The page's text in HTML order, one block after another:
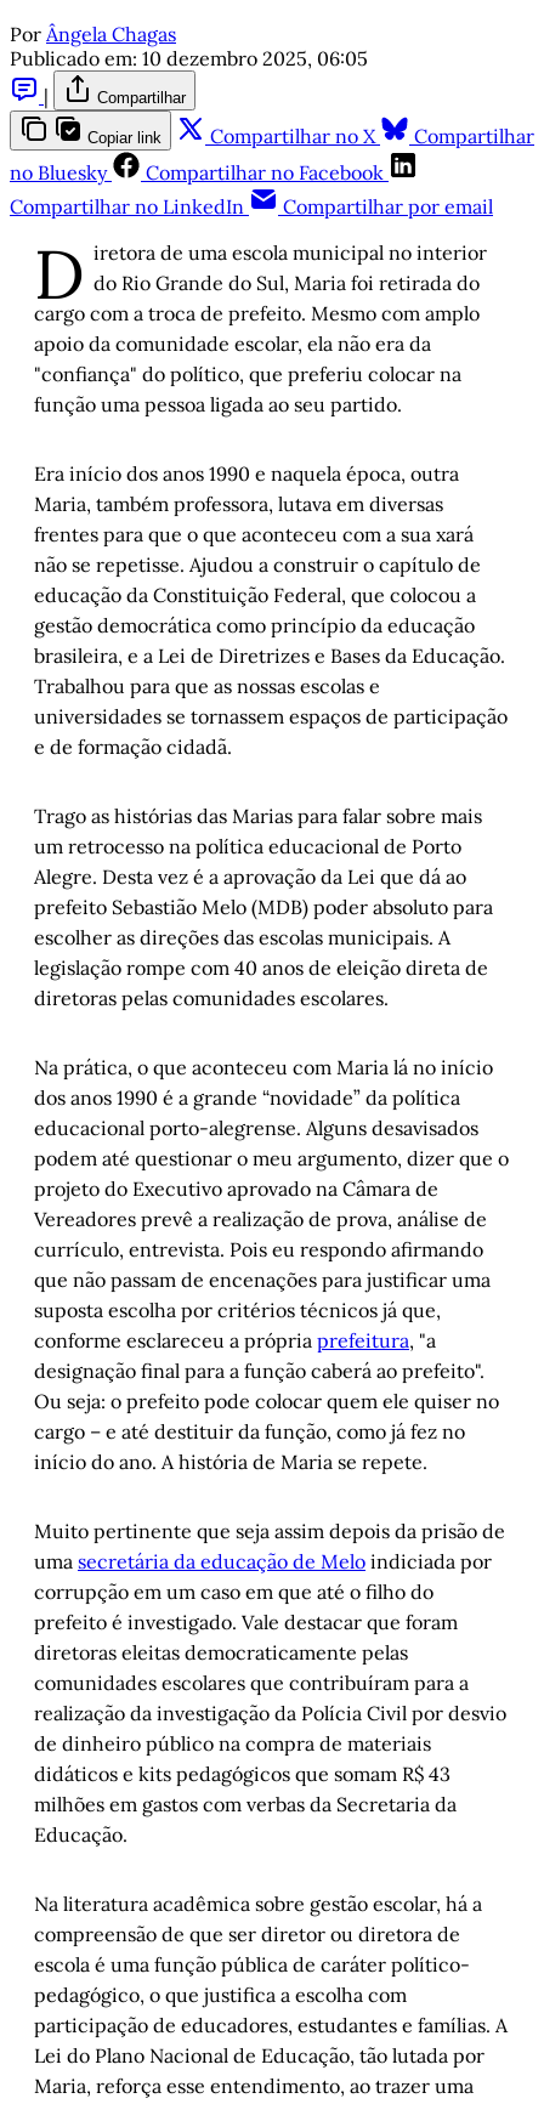
Por Ângela Chagas
Publicado em: 10 dezembro 2025, 06:05
|
Compartilhar
Copiar link Compartilhar no X
Compartilhar
no Bluesky
Compartilhar no Facebook
Compartilhar no LinkedIn
Compartilhar por email
D iretora de uma escola municipal no interior
do Rio Grande do Sul, Maria foi retirada do
cargo com a troca de prefeito. Mesmo com amplo
apoio da comunidade escolar, ela não era da
"confiança" do político, que preferiu colocar na
função uma pessoa ligada ao seu partido.
Era início dos anos 1990 e naquela época, outra
Maria, também professora, lutava em diversas
frentes para que o que aconteceu com a sua xará
não se repetisse. Ajudou a construir o capítulo de
educação da Constituição Federal, que colocou a
gestão democrática como princípio da educação
brasileira, e a Lei de Diretrizes e Bases da Educação.
Trabalhou para que as nossas escolas e
universidades se tornassem espaços de participação
e de formação cidadã.
Trago as histórias das Marias para falar sobre mais
um retrocesso na política educacional de Porto
Alegre. Desta vez é a aprovação da Lei que dá ao
prefeito Sebastião Melo (MDB) poder absoluto para
escolher as direções das escolas municipais. A
legislação rompe com 40 anos de eleição direta de
diretoras pelas comunidades escolares.
Na prática, o que aconteceu com Maria lá no início
dos anos 1990 é a grande “novidade” da política
educacional porto-alegrense. Alguns desavisados
podem até questionar o meu argumento, dizer que o
projeto do Executivo aprovado na Câmara de
Vereadores prevê a realização de prova, análise de
currículo, entrevista. Pois eu respondo afirmando
que não passam de encenações para justificar uma
suposta escolha por critérios técnicos já que,
conforme esclareceu a própria prefeitura, "a
designação final para a função caberá ao prefeito".
Ou seja: o prefeito pode colocar quem ele quiser no
cargo – e até destituir da função, como já fez no
início do ano. A história de Maria se repete.
Muito pertinente que seja assim depois da prisão de
uma secretária da educação de Melo indiciada por
corrupção em um caso em que até o filho do
prefeito é investigado. Vale destacar que foram
diretoras eleitas democraticamente pelas
comunidades escolares que contribuíram para a
realização da investigação da Polícia Civil por desvio
de dinheiro público na compra de materiais
didáticos e kits pedagógicos que somam R$ 43
milhões em gastos com verbas da Secretaria da
Educação.
Na literatura acadêmica sobre gestão escolar, há a
compreensão de que ser diretor ou diretora de
escola é uma função pública de caráter político-
pedagógico, o que justifica a escolha com
participação de educadores, estudantes e famílias. A
Lei do Plano Nacional de Educação, tão lutada por
Maria, reforça esse entendimento, ao trazer uma